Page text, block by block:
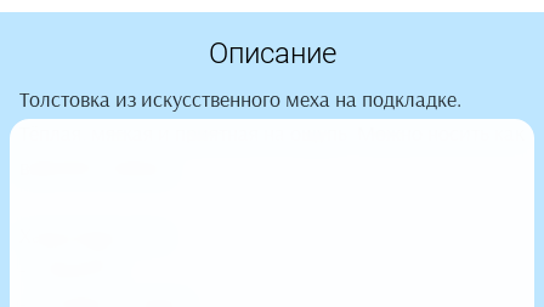
Описание
Толстовка из искусственного меха на подкладке.